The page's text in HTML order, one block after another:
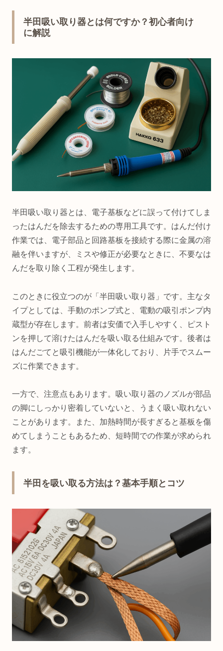
半田吸い取り器とは何ですか？初心者向け
に解説
半田吸い取り器とは、電子基板などに誤って付けてしま
ったはんだを除去するための専用工具です。はんだ付け
作業では、電子部品と回路基板を接続する際に金属の溶
融を伴いますが、ミスや修正が必要なときに、不要なは
んだを取り除く工程が発生します。
このときに役立つのが「半田吸い取り器」です。主なタ
イプとしては、手動のポンプ式と、電動の吸引ポンプ内
蔵型が存在します。前者は安価で入手しやすく、ピスト
ンを押して溶けたはんだを吸い取る仕組みです。後者は
はんだごてと吸引機能が一体化しており、片手でスムー
ズに作業できます。
一方で、注意点もあります。吸い取り器のノズルが部品
の脚にしっかり密着していないと、うまく吸い取れない
ことがあります。また、加熱時間が長すぎると基板を傷
めてしまうこともあるため、短時間での作業が求められ
ます。
半田を吸い取る方法は？基本手順とコツ